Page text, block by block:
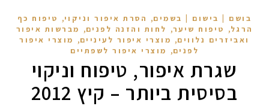
בושם | בישום | בשמים, הסרת איפור וניקוי, טיפוח כף
הרגל, טיפוח שיער, לחות והזנה לפנים, מברשות איפור
ואביזרים נלווים, מוצרי איפור לעיניים, מוצרי איפור
לפנים, מוצרי איפור לשפתיים
שגרת איפור, טיפוח וניקוי
בסיסית ביותר – קיץ 2012